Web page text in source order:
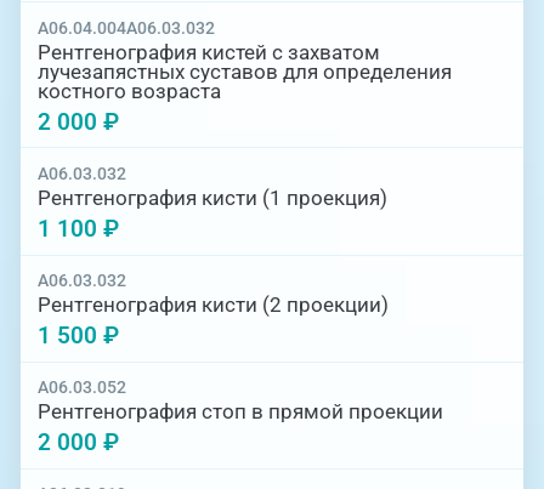
A06.04.004A06.03.032
Рентгенография кистей с захватом
лучезапястных суставов для определения
костного возраста
2 000 ₽
A06.03.032
Рентгенография кисти (1 проекция)
1 100 ₽
A06.03.032
Рентгенография кисти (2 проекции)
1 500 ₽
A06.03.052
Рентгенография стоп в прямой проекции
2 000 ₽